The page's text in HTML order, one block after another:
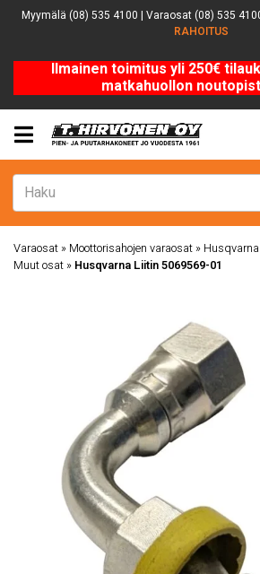
Myymälä (08) 535 4100 | Varaosat (08) 535
RAHOITUS
Ilmainen toimitus yli 250€
matkahuollon
Varaosat » Moottorisahojen varaosat »
Muut osat » Husqvarna Liitin 5069569-01